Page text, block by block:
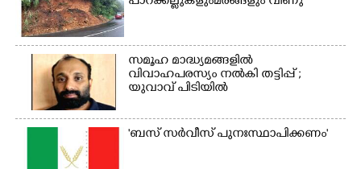
സമൂഹ മാദ്ധ്യമങ്ങളിൽ
വിവാഹപരസ്യം നൽകി തട്ടിപ്പ് ;
യുവാവ് പിടിയിൽ
'ബസ് സർവീസ് പുനഃസ്ഥാപിക്കണം'
Copy Link